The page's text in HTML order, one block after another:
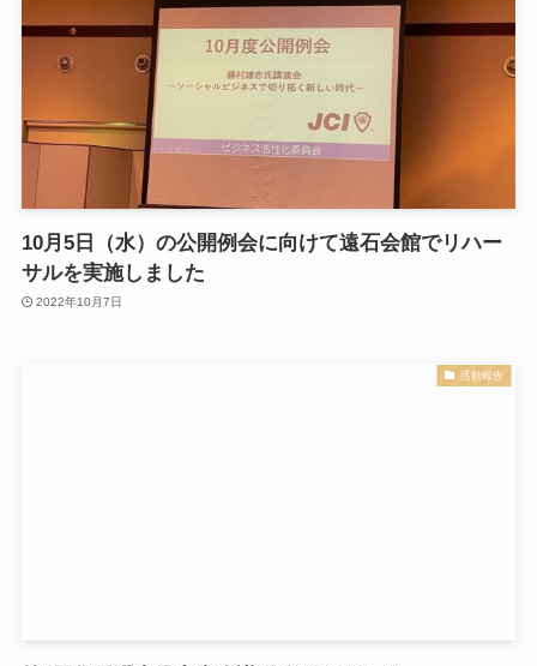
10月5日（水）の公開例会に向けて遠石会館でリハー
サルを実施しました
2022年10月7日
活動報告